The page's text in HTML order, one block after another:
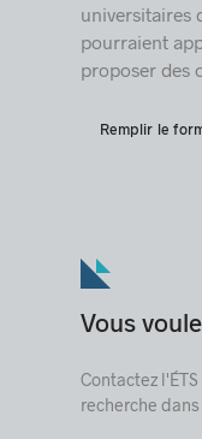
universitaires
pourraient
proposer des
Remplir le
Vous
Contactez
recherche